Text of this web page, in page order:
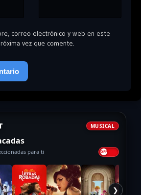
correo electrónico y web en este
vez que comente.
MUSICAL
para ti
❯